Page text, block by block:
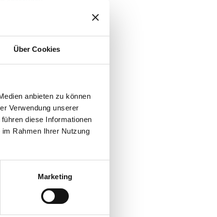
Über Cookies
anbieten zu können
Verwendung unserer
diese Informationen
Rahmen Ihrer Nutzung
Marketing
Küchentisch irgendwann
schnellt
diesen künstlich
Paartherapie
Therapie bis hin zu
im Labor.